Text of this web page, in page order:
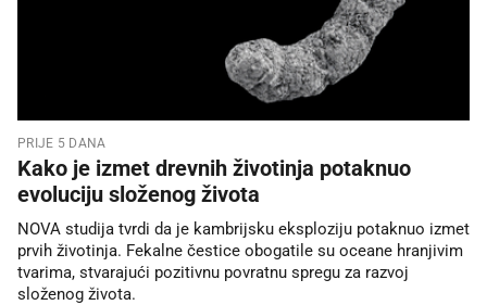
PRIJE 5 DANA
Kako je izmet drevnih životinja potaknuo
evoluciju složenog života
NOVA studija tvrdi da je kambrijsku eksploziju potaknuo izmet
prvih životinja. Fekalne čestice obogatile su oceane hranjivim
tvarima, stvarajući pozitivnu povratnu spregu za razvoj
složenog života.